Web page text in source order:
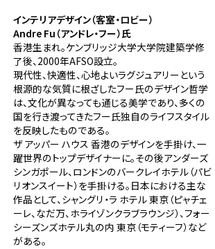
インテリアデザイン（客室・ロビー）
Andre Fu（アンドレ・フー）氏
香港生まれ。ケンブリッジ大学大学院建築学修
了後、2000年AFSO設立。
現代性、快適性、心地よいラグジュアリーという
根源的な気質に根ざしたフー氏のデザイン哲学
は、文化が異なっても通じる美学であり、多くの
国を行き渡ってきたフー氏独自のライフスタイル
を反映したものである。
ザ アッパー ハウス 香港のデザインを手掛け、一
躍世界のトップデザイナーに。その後アンダーズ
シンガポール、ロンドンのバークレイホテル（パビ
リオンスイート）を手掛ける。日本における主な
作品として、シャングリ・ラ ホテル 東京（ピャチェ
ーレ、なだ万、ホライゾンクラブラウンジ）、フォー
シーズンズホテル丸の内 東京（モティーフ）など
がある。